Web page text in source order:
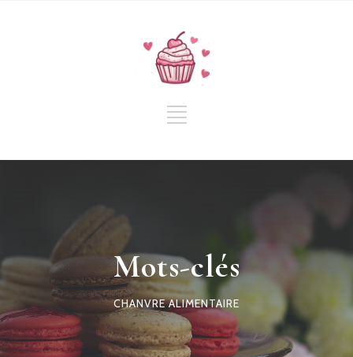
Mots-clés
CHANVRE ALIMENTAIRE